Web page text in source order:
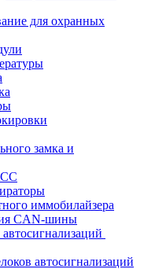
для охранных
замка и
иммобилайзера
CAN-шины
автосигнализаций